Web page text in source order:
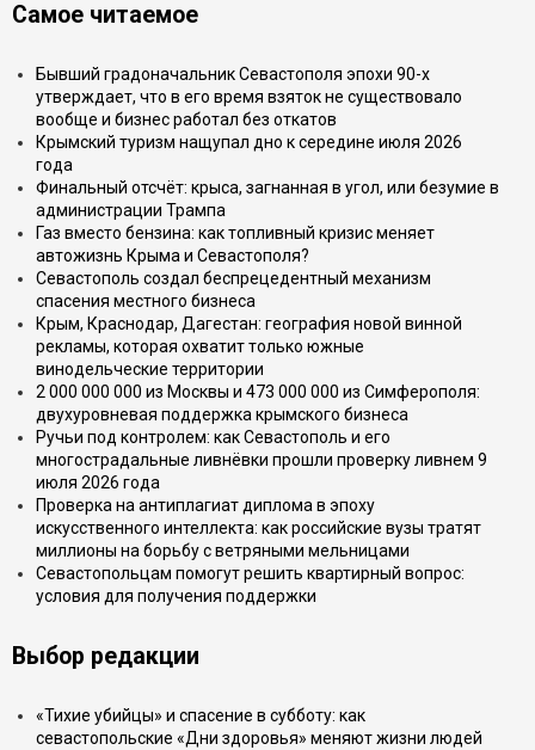
Самое читаемое
Бывший градоначальник Севастополя эпохи 90-х
утверждает, что в его время взяток не существовало
вообще и бизнес работал без откатов
Крымский туризм нащупал дно к середине июля 2026
года
Финальный отсчёт: крыса, загнанная в угол, или безумие в
администрации Трампа
Газ вместо бензина: как топливный кризис меняет
автожизнь Крыма и Севастополя?
Севастополь создал беспрецедентный механизм
спасения местного бизнеса
Крым, Краснодар, Дагестан: география новой винной
рекламы, которая охватит только южные
винодельческие территории
2 000 000 000 из Москвы и 473 000 000 из Симферополя:
двухуровневая поддержка крымского бизнеса
Ручьи под контролем: как Севастополь и его
многострадальные ливнёвки прошли проверку ливнем 9
июля 2026 года
Проверка на антиплагиат диплома в эпоху
искусственного интеллекта: как российские вузы тратят
миллионы на борьбу с ветряными мельницами
Севастопольцам помогут решить квартирный вопрос:
условия для получения поддержки
Выбор редакции
«Тихие убийцы» и спасение в субботу: как
севастопольские «Дни здоровья» меняют жизни людей